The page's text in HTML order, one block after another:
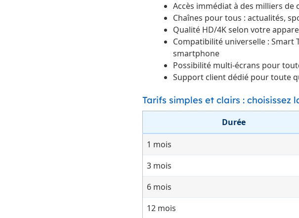
Accès immédiat à des milliers de
Chaînes pour tous : actualités,
Qualité HD/4K selon votre
Compatibilité universelle : Smart
smartphone
Possibilité multi-écrans pour
Support client dédié pour toute
Tarifs simples et clairs : choisissez
Durée
1 mois
3 mois
6 mois
12 mois